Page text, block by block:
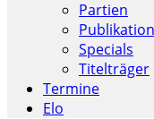
Partien
Specials
Titelträger
Termine
Elo